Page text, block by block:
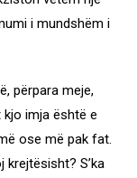
i mundshëm i
përpara meje,
imja është e
ose më pak fat.
S’ka